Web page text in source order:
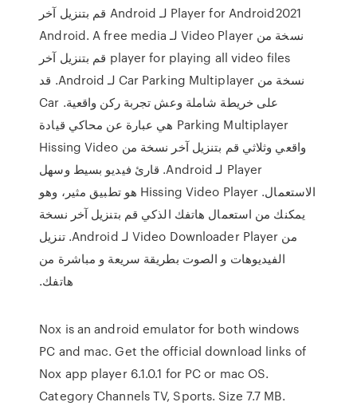
Player for Android2021 لـ Android قم بتنزيل آخر
نسخة من Video Player لـ Android. A free media
player for playing all video files قم بتنزيل آخر
نسخة من Car Parking Multiplayer لـ Android. قد
على خريطة شاملة وعش تجربة ركن واقعية. Car
Parking Multiplayer هي عبارة عن محاكي قيادة
واقعي وثلاثي قم بتنزيل آخر نسخة من Hissing Video
Player لـ Android. قارئ فيديو بسيط وسهل
الاستعمال. Hissing Video Player هو تطبيق مثير، وهو
يمكنك من استعمال هاتفك الذكي قم بتنزيل آخر نسخة
من Video Downloader Player لـ Android. تنزيل
الفيديوهات و الصوت بطريقة سريعة و مباشرة من
هاتفك.
Nox is an android emulator for both windows
PC and mac. Get the official download links of
Nox app player 6.1.0.1 for PC or mac OS.
Category Channels TV, Sports. Size 7.7 MB.